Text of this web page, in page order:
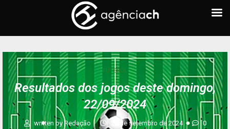
FUTEBOL
Resultados dos jogos deste domingo,
22/09/2024
written byRedação 22 de setembro de 2024
0